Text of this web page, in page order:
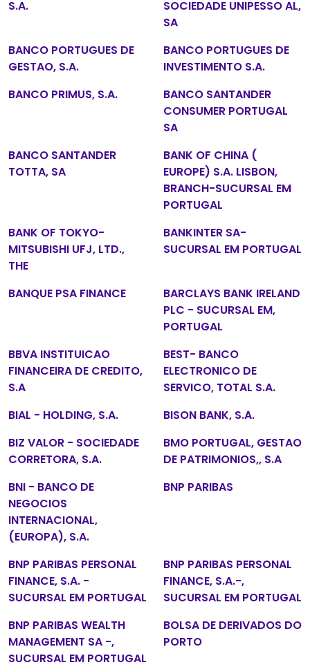
S.A.
SOCIEDADE UNIPESSO AL,
SA
BANCO PORTUGUES DE
GESTAO, S.A.
BANCO PORTUGUES DE
INVESTIMENTO S.A.
BANCO PRIMUS, S.A.
BANCO SANTANDER
CONSUMER PORTUGAL
SA
BANCO SANTANDER
TOTTA, SA
BANK OF CHINA (
EUROPE) S.A. LISBON,
BRANCH-SUCURSAL EM
PORTUGAL
BANK OF TOKYO-
MITSUBISHI UFJ, LTD.,
THE
BANKINTER SA-
SUCURSAL EM PORTUGAL
BANQUE PSA FINANCE
BARCLAYS BANK IRELAND
PLC - SUCURSAL EM,
PORTUGAL
BBVA INSTITUICAO
FINANCEIRA DE CREDITO,
S.A
BEST- BANCO
ELECTRONICO DE
SERVICO, TOTAL S.A.
BIAL - HOLDING, S.A.
BISON BANK, S.A.
BIZ VALOR - SOCIEDADE
CORRETORA, S.A.
BMO PORTUGAL, GESTAO
DE PATRIMONIOS,, S.A
BNI - BANCO DE
NEGOCIOS
INTERNACIONAL,
(EUROPA), S.A.
BNP PARIBAS
BNP PARIBAS PERSONAL
FINANCE, S.A. -
SUCURSAL EM PORTUGAL
BNP PARIBAS PERSONAL
FINANCE, S.A.-,
SUCURSAL EM PORTUGAL
BNP PARIBAS WEALTH
MANAGEMENT SA -,
SUCURSAL EM PORTUGAL
BOLSA DE DERIVADOS DO
PORTO